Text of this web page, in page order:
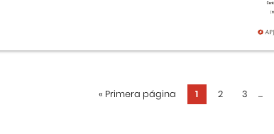
« Primera página 1 2 3 ...